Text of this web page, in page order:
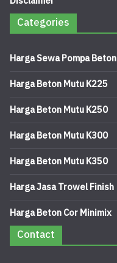
Categories
Harga Sewa Pompa Beton
Harga Beton Mutu K225
Harga Beton Mutu K250
Harga Beton Mutu K300
Harga Beton Mutu K350
Harga Jasa Trowel Finish
Harga Beton Cor Minimix
Contact